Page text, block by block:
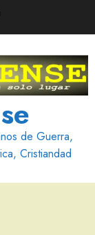
de Guerra,
Cristiandad